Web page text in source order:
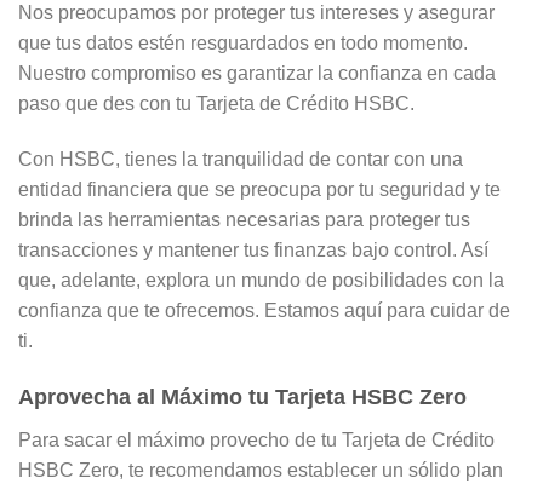
Nos preocupamos por proteger tus intereses y asegurar
que tus datos estén resguardados en todo momento.
Nuestro compromiso es garantizar la confianza en cada
paso que des con tu Tarjeta de Crédito HSBC.
Con HSBC, tienes la tranquilidad de contar con una
entidad financiera que se preocupa por tu seguridad y te
brinda las herramientas necesarias para proteger tus
transacciones y mantener tus finanzas bajo control. Así
que, adelante, explora un mundo de posibilidades con la
confianza que te ofrecemos. Estamos aquí para cuidar de
ti.
Aprovecha al Máximo tu Tarjeta HSBC Zero
Para sacar el máximo provecho de tu Tarjeta de Crédito
HSBC Zero, te recomendamos establecer un sólido plan